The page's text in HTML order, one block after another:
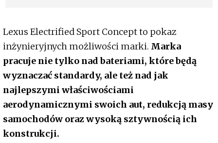
Lexus Electrified Sport Concept to pokaz
inżynieryjnych możliwości marki. Marka
pracuje nie tylko nad bateriami, które będą
wyznaczać standardy, ale też nad jak
najlepszymi właściwościami
aerodynamicznymi swoich aut, redukcją masy
samochodów oraz wysoką sztywnością ich
konstrukcji.